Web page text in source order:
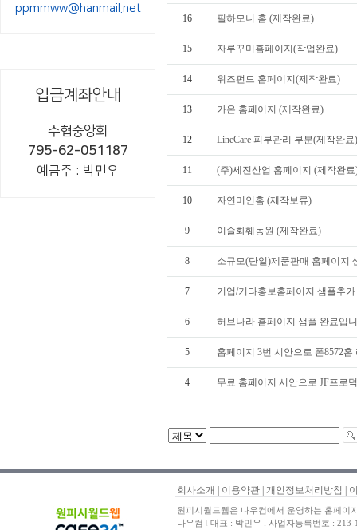
ppmmww@hanmail.net
입금계좌안내
수협중앙회
795-62-051187
예금주 : 박민우
16 필하모니 홈 (제작완료)
15 자루꾸미홈페이지(작업완료)
14 위즈펀드 홈페이지(제작완료)
13 가온 홈페이지 (제작완료)
12 LineCare 피부관리 부분(제작완료)
11 (주)세진산업 홈페이지 (제작완료
10 자연미인홈 (제작보류)
9 이슬화훼농원 (제작완료)
8 소규모(단일)제품판매 홈페이지
7 기업/기타홍보홈페이지 샘플추가
6 허브나라 홈페이지 샘플 완료입
5 홈페이지 3번 시안으로 폰8572
4 무료 홈페이지 시안으로 JF프로
회사소개 이용약관 개인정보처리방침
원피시월드웹은 나우컴에서 운영하는 홈페이
나우컴 l 대표 : 박민우 l 사업자등록번호 :